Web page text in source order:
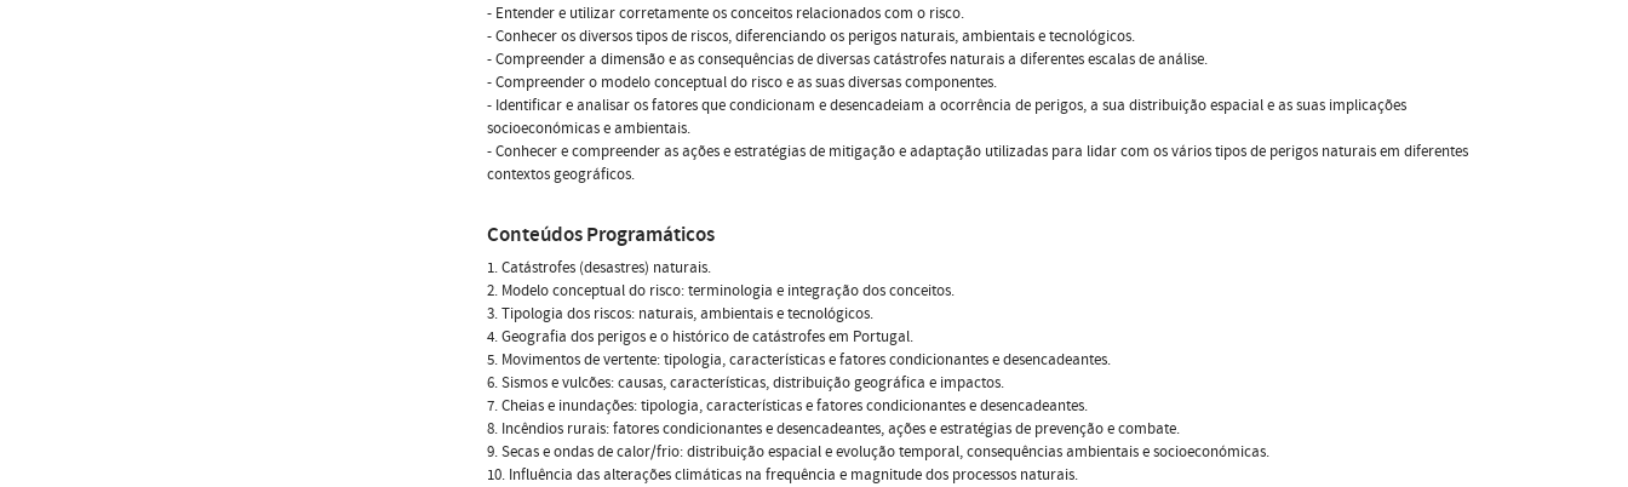
- Entender e utilizar corretamente os conceitos relacionados com o risco.
- Conhecer os diversos tipos de riscos, diferenciando os perigos naturais, ambientais e tecnológicos.
- Compreender a dimensão e as consequências de diversas catástrofes naturais a diferentes escalas de análise.
- Compreender o modelo conceptual do risco e as suas diversas componentes.
- Identificar e analisar os fatores que condicionam e desencadeiam a ocorrência de perigos, a sua distribuição espacial e as suas implicações
socioeconómicas e ambientais.
- Conhecer e compreender as ações e estratégias de mitigação e adaptação utilizadas para lidar com os vários tipos de perigos naturais em diferentes
contextos geográficos.
Conteúdos Programáticos
1. Catástrofes (desastres) naturais.
2. Modelo conceptual do risco: terminologia e integração dos conceitos.
3. Tipologia dos riscos: naturais, ambientais e tecnológicos.
4. Geografia dos perigos e o histórico de catástrofes em Portugal.
5. Movimentos de vertente: tipologia, características e fatores condicionantes e desencadeantes.
6. Sismos e vulcões: causas, características, distribuição geográfica e impactos.
7. Cheias e inundações: tipologia, características e fatores condicionantes e desencadeantes.
8. Incêndios rurais: fatores condicionantes e desencadeantes, ações e estratégias de prevenção e combate.
9. Secas e ondas de calor/frio: distribuição espacial e evolução temporal, consequências ambientais e socioeconómicas.
10. Influência das alterações climáticas na frequência e magnitude dos processos naturais.